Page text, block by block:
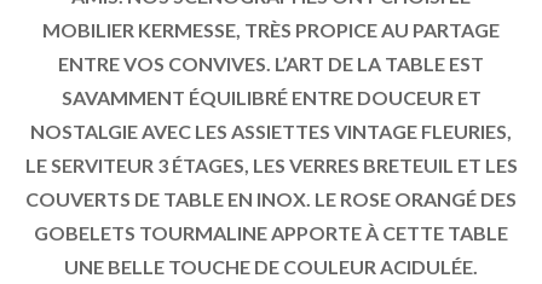
MOBILIER KERMESSE, TRÈS PROPICE AU PARTAGE
ENTRE VOS CONVIVES. L’ART DE LA TABLE EST
SAVAMMENT ÉQUILIBRÉ ENTRE DOUCEUR ET
NOSTALGIE AVEC LES ASSIETTES VINTAGE FLEURIES,
LE SERVITEUR 3 ÉTAGES, LES VERRES BRETEUIL ET LES
COUVERTS DE TABLE EN INOX. LE ROSE ORANGÉ DES
GOBELETS TOURMALINE APPORTE À CETTE TABLE
UNE BELLE TOUCHE DE COULEUR ACIDULÉE.